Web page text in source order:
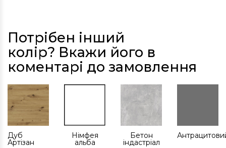
Потрібен інший
колір? Вкажи його в
коментарі до замовлення
Дуб
Артізан
Німфея
альба
Бетон
індастріал